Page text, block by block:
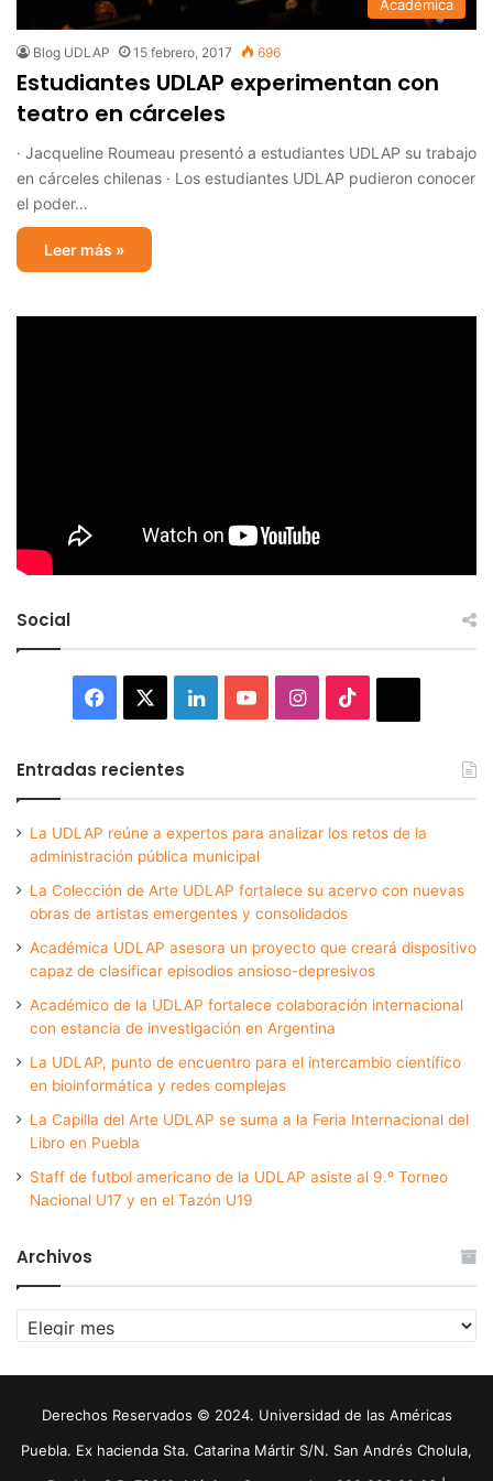
Académica
Blog UDLAP 15 febrero, 2017 696
Estudiantes UDLAP experimentan con
teatro en cárceles
· Jacqueline Roumeau presentó a estudiantes UDLAP su trabajo
en cárceles chilenas · Los estudiantes UDLAP pudieron conocer
el poder…
Leer más »
Social
Facebook LinkedInYouTubeInstagram
Entradas recientes
La UDLAP reúne a expertos para analizar los retos de la
administración pública municipal
La Colección de Arte UDLAP fortalece su acervo con nuevas
obras de artistas emergentes y consolidados
Académica UDLAP asesora un proyecto que creará dispositivo
capaz de clasificar episodios ansioso-depresivos
Académico de la UDLAP fortalece colaboración internacional
con estancia de investigación en Argentina
La UDLAP, punto de encuentro para el intercambio científico
en bioinformática y redes complejas
La Capilla del Arte UDLAP se suma a la Feria Internacional del
Libro en Puebla
Staff de futbol americano de la UDLAP asiste al 9.º Torneo
Nacional U17 y en el Tazón U19
Archivos
Archivos
Derechos Reservados © 2024. Universidad de las Américas
Puebla. Ex hacienda Sta. Catarina Mártir S/N. San Andrés Cholula,